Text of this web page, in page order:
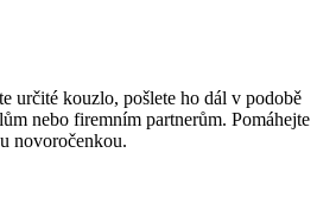
určité kouzlo, pošlete ho dál v podobě
nebo firemním partnerům. Pomáhejte
novoročenkou.